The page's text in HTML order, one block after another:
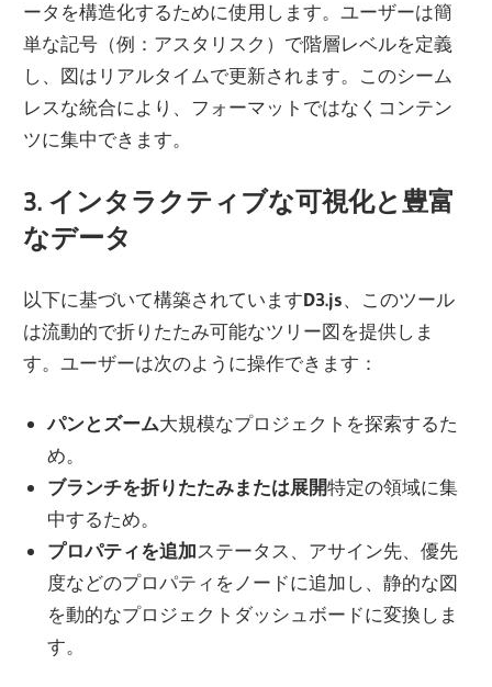
ータを構造化するために使用します。ユーザーは簡
単な記号（例：アスタリスク）で階層レベルを定義
し、図はリアルタイムで更新されます。このシーム
レスな統合により、フォーマットではなくコンテン
ツに集中できます。
3. インタラクティブな可視化と豊富
なデータ
以下に基づいて構築されていますD3.js、このツール
は流動的で折りたたみ可能なツリー図を提供しま
す。ユーザーは次のように操作できます：
パンとズーム大規模なプロジェクトを探索するた
め。
ブランチを折りたたみまたは展開特定の領域に集
中するため。
プロパティを追加ステータス、アサイン先、優先
度などのプロパティをノードに追加し、静的な図
を動的なプロジェクトダッシュボードに変換しま
す。